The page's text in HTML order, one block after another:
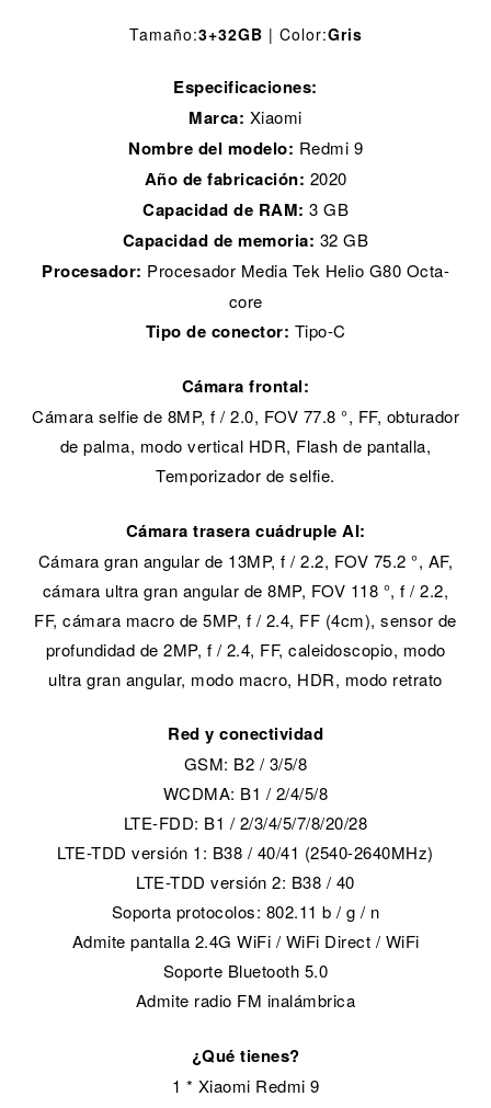
Tamaño:3+32GB | Color:Gris
Especificaciones:
Marca: Xiaomi
Nombre del modelo: Redmi 9
Año de fabricación: 2020
Capacidad de RAM: 3 GB
Capacidad de memoria: 32 GB
Procesador: Procesador Media Tek Helio G80 Octa-
core
Tipo de conector: Tipo-C
Cámara frontal:
Cámara selfie de 8MP, f / 2.0, FOV 77.8 °, FF, obturador
de palma, modo vertical HDR, Flash de pantalla,
Temporizador de selfie.
Cámara trasera cuádruple AI:
Cámara gran angular de 13MP, f / 2.2, FOV 75.2 °, AF,
cámara ultra gran angular de 8MP, FOV 118 °, f / 2.2,
FF, cámara macro de 5MP, f / 2.4, FF (4cm), sensor de
profundidad de 2MP, f / 2.4, FF, caleidoscopio, modo
ultra gran angular, modo macro, HDR, modo retrato
Red y conectividad
GSM: B2 / 3/5/8
WCDMA: B1 / 2/4/5/8
LTE-FDD: B1 / 2/3/4/5/7/8/20/28
LTE-TDD versión 1: B38 / 40/41 (2540-2640MHz)
LTE-TDD versión 2: B38 / 40
Soporta protocolos: 802.11 b / g / n
Admite pantalla 2.4G WiFi / WiFi Direct / WiFi
Soporte Bluetooth 5.0
Admite radio FM inalámbrica
¿Qué tienes?
1 * Xiaomi Redmi 9